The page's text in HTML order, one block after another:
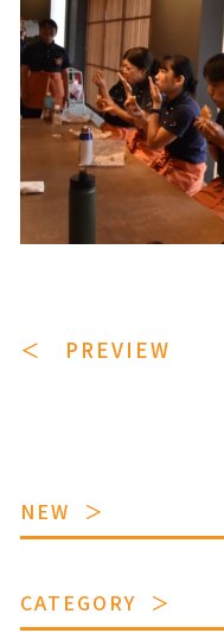
＜ PREVIEW
NEW
CATEGORY